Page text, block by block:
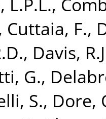
Cuttaia, F.,
, Davis,
G.,
S., Dore,